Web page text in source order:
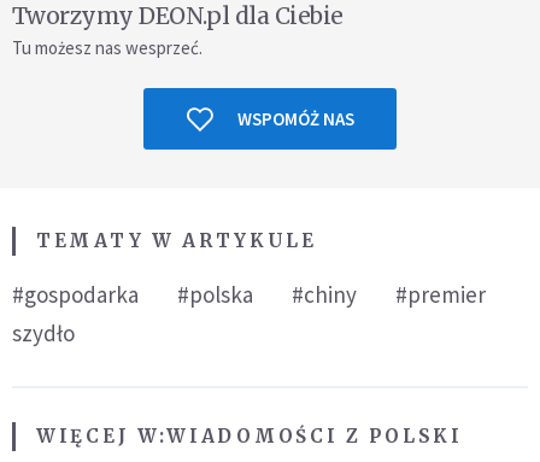
Tworzymy DEON.pl dla Ciebie
Tu możesz nas wesprzeć.
WSPOMÓŻ NAS
TEMATY W ARTYKULE
#gospodarka #polska #chiny
#premier
szydło
WIĘCEJ W:WIADOMOŚCI Z POLSKI